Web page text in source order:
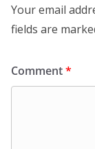
Your email
fields are
Comment*